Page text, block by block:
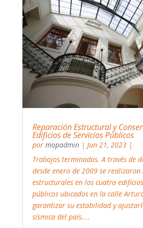
Reparación Estructural y
Edificios de Servicios Públicos
por mopadmin| Jun 21, 2023|
Trabajos terminados. A través de
desde enero de 2009 se
estructurales en los cuatro
públicos ubicados en la calle
garantizar su estabilidad y
sísmica del país....